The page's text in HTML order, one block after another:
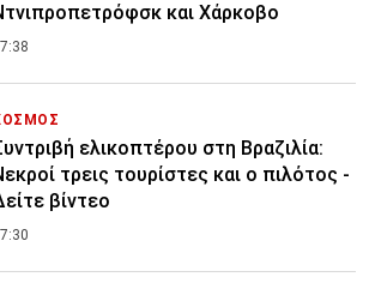
και Χάρκοβο
ελικοπτέρου στη Βραζιλία:
τρεις τουρίστες και ο πιλότος -
βίντεο